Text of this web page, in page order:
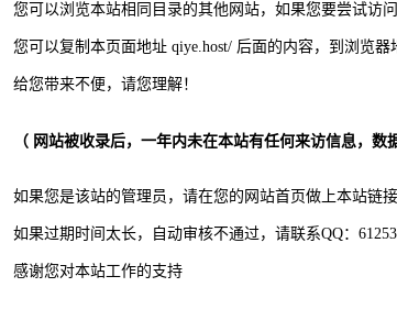
您可以浏览本站相同目录的其他网站，如果您要尝试访问
您可以复制本页面地址 qiye.host/ 后面的内容，到浏览器
给您带来不便，请您理解！
（ 网站被收录后，一年内未在本站有任何来访信息，
如果您是该站的管理员，请在您的网站首页做上本站链
如果过期时间太长，自动审核不通过，请联系QQ：
感谢您对本站工作的支持